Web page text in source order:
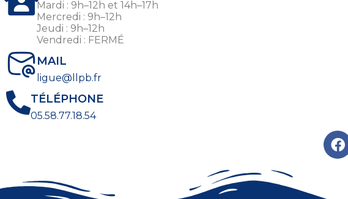
Mardi : 9h–12h et 14h–17h
Mercredi : 9h–12h
Jeudi : 9h–12h
Vendredi : FERMÉ
MAIL
ligue@llpb.fr
TÉLÉPHONE
05.58.77.18.54